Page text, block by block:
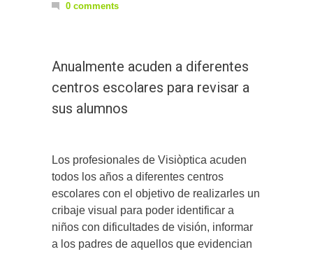
0 comments
Anualmente acuden a diferentes
centros escolares para revisar a
sus alumnos
Los profesionales de Visiòptica acuden
todos los años a diferentes centros
escolares con el objetivo de realizarles un
cribaje visual para poder identificar a
niños con dificultades de visión, informar
a los padres de aquellos que evidencian